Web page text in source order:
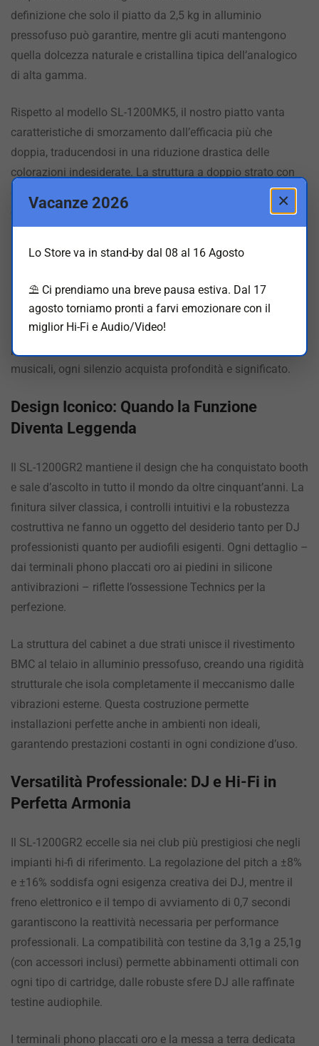
definizione che solo il piatto da 2,5 kg in alluminio
pressofuso può garantire, mentre gli acuti mantengono
quella dolcezza naturale e cristallina tipica dell’analogico
di alta gamma.
Rispetto al modello SL-1200MK5, il nostro piatto vanta
caratteristiche di smorzamento dall’efficacia più che
doppia, traducendosi in una riduzione drastica delle
colorazioni indesiderate. La struttura a doppio strato con
gomma ammortizzante su tutta la superficie posteriore
elimina le risonanze superflue, permettendo alla musica di
avvio di appena 5 mg ottenuta attraverso l’assemblaggio
manuale di maestri artigiani giapponesi, segue i solchi con
una precisione che rivela sfumature sonore mai percepite
prima. Ogni disco diventa una finestra su nuovi dettagli
musicali, ogni silenzio acquista profondità e significato.
Design Iconico: Quando la Funzione
Diventa Leggenda
Il SL-1200GR2 mantiene il design che ha conquistato booth
e sale d’ascolto in tutto il mondo da oltre cinquant’anni. La
finitura silver classica, i controlli intuitivi e la robustezza
costruttiva ne fanno un oggetto del desiderio tanto per DJ
professionisti quanto per audiofili esigenti. Ogni dettaglio –
dai terminali phono placcati oro ai piedini in silicone
antivibrazioni – riflette l’ossessione Technics per la
perfezione.
La struttura del cabinet a due strati unisce il rivestimento
BMC al telaio in alluminio pressofuso, creando una rigidità
strutturale che isola completamente il meccanismo dalle
vibrazioni esterne. Questa costruzione permette
installazioni perfette anche in ambienti non ideali,
garantendo prestazioni costanti in ogni condizione d’uso.
Versatilità Professionale: DJ e Hi-Fi in
Perfetta Armonia
Il SL-1200GR2 eccelle sia nei club più prestigiosi che negli
impianti hi-fi di riferimento. La regolazione del pitch a ±8%
e ±16% soddisfa ogni esigenza creativa dei DJ, mentre il
freno elettronico e il tempo di avviamento di 0,7 secondi
garantiscono la reattività necessaria per performance
professionali. La compatibilità con testine da 3,1g a 25,1g
(con accessori inclusi) permette abbinamenti ottimali con
ogni tipo di cartridge, dalle robuste sfere DJ alle raffinate
testine audiophile.
I terminali phono placcati oro e la messa a terra dedicata
×
Vacanze 2026
Lo Store va in stand-by dal 08 al 16 Agosto
⛱️ Ci prendiamo una breve pausa estiva. Dal 17
agosto torniamo pronti a farvi emozionare con il
miglior Hi-Fi e Audio/Video!